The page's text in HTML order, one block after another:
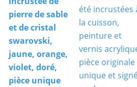
pierre de sable
et de cristal
swarovski,
jaune, orange,
violet, doré,
pièce unique